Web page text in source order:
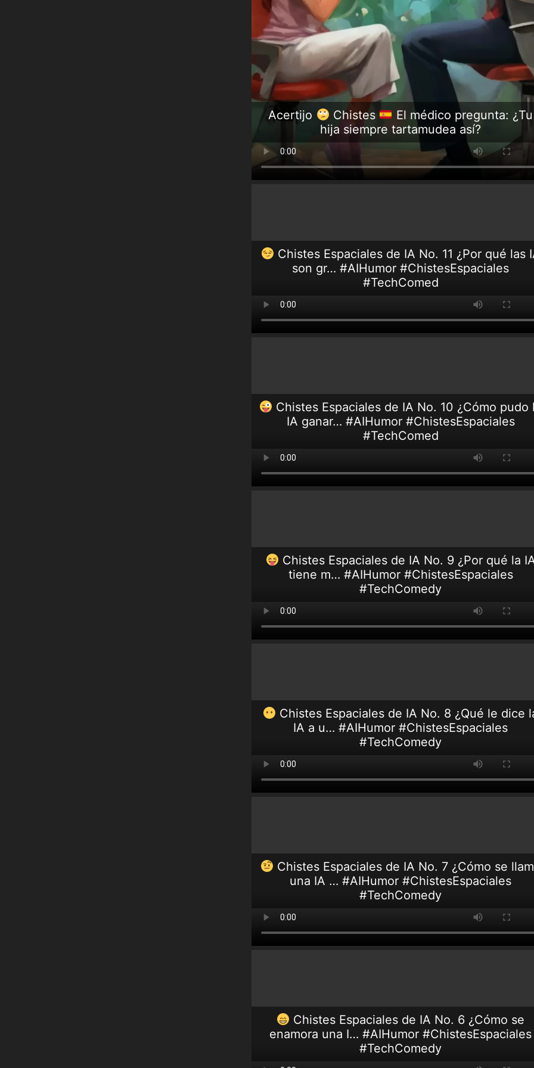
Acertijo Chistes
El médico pregunta: ¿Tu
hija siempre tartamudea así?
Chistes Espaciales de IA No. 11 ¿Por qué las
son gr… #AIHumor #ChistesEspaciales
#TechComed
Chistes Espaciales de IA No. 10 ¿Cómo pudo
IA ganar… #AIHumor #ChistesEspaciales
#TechComed
Chistes Espaciales de IA No. 9 ¿Por qué la
tiene m… #AIHumor #ChistesEspaciales
#TechComedy
Chistes Espaciales de IA No. 8 ¿Qué le dice
IA a u… #AIHumor #ChistesEspaciales
#TechComedy
Chistes Espaciales de IA No. 7 ¿Cómo se
una IA … #AIHumor #ChistesEspaciales
#TechComedy
Chistes Espaciales de IA No. 6 ¿Cómo se
enamora una I… #AIHumor #ChistesEspaciales
#TechComedy